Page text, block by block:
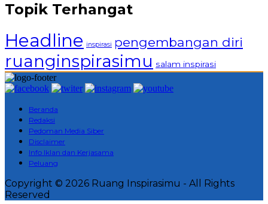
Topik Terhangat
Headline inspirasi pengembangan diri
ruanginspirasimu salam inspirasi
Beranda
Redaksi
Pedoman Media Siber
Disclaimer
Info Iklan dan Kerjasama
Peluang
Copyright © 2026 Ruang Inspirasimu - All Rights
Reserved